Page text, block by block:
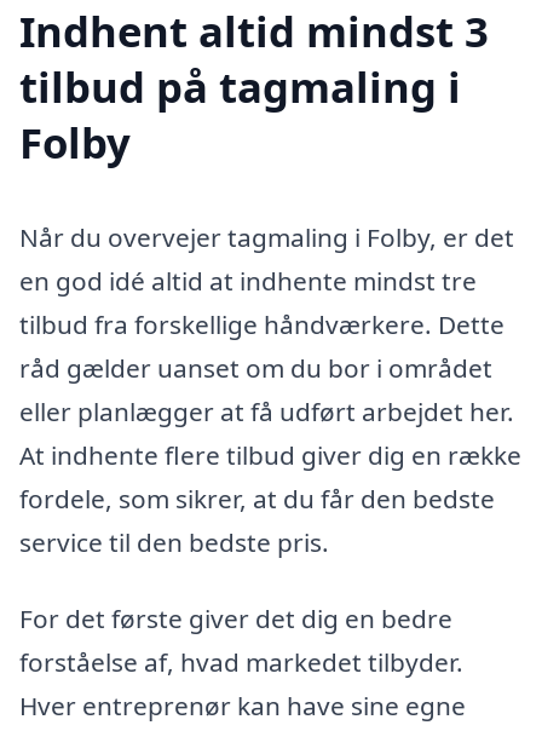
Indhent altid mindst 3
tilbud på tagmaling i
Folby
Når du overvejer tagmaling i Folby, er det
en god idé altid at indhente mindst tre
tilbud fra forskellige håndværkere. Dette
råd gælder uanset om du bor i området
eller planlægger at få udført arbejdet her.
At indhente flere tilbud giver dig en række
fordele, som sikrer, at du får den bedste
service til den bedste pris.
For det første giver det dig en bedre
forståelse af, hvad markedet tilbyder.
Hver entreprenør kan have sine egne